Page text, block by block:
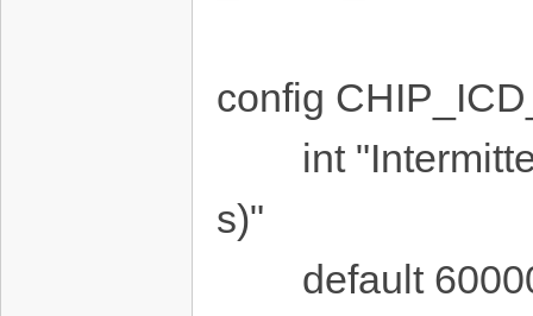
config
int
s)"
default 60000